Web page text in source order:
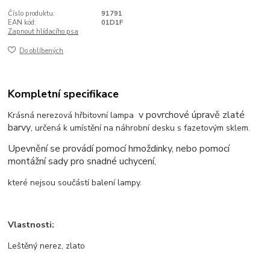
Číslo produktu:
91791
EAN kód:
01D1F
Zapnout hlídacího psa
Do oblíbených
Kompletní specifikace
Krásná nerezová hřbitovní lampa v povrchové úpravě zlaté
barvy, určená k umístění na náhrobní desku s fazetovým sklem.
Upevnění se provádí pomocí hmoždinky, nebo pomocí
montážní sady pro snadné uchycení,
které nejsou součástí balení lampy.
Vlastnosti:
Leštěný nerez, zlato